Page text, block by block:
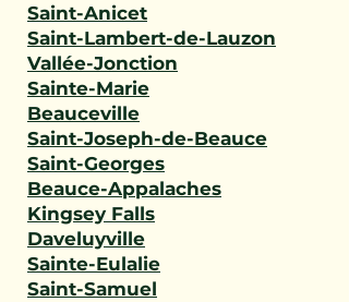
Saint-Anicet
Saint-Lambert-de-Lauzon
Vallée-Jonction
Sainte-Marie
Beauceville
Saint-Joseph-de-Beauce
Saint-Georges
Beauce-Appalaches
Kingsey Falls
Daveluyville
Sainte-Eulalie
Saint-Samuel